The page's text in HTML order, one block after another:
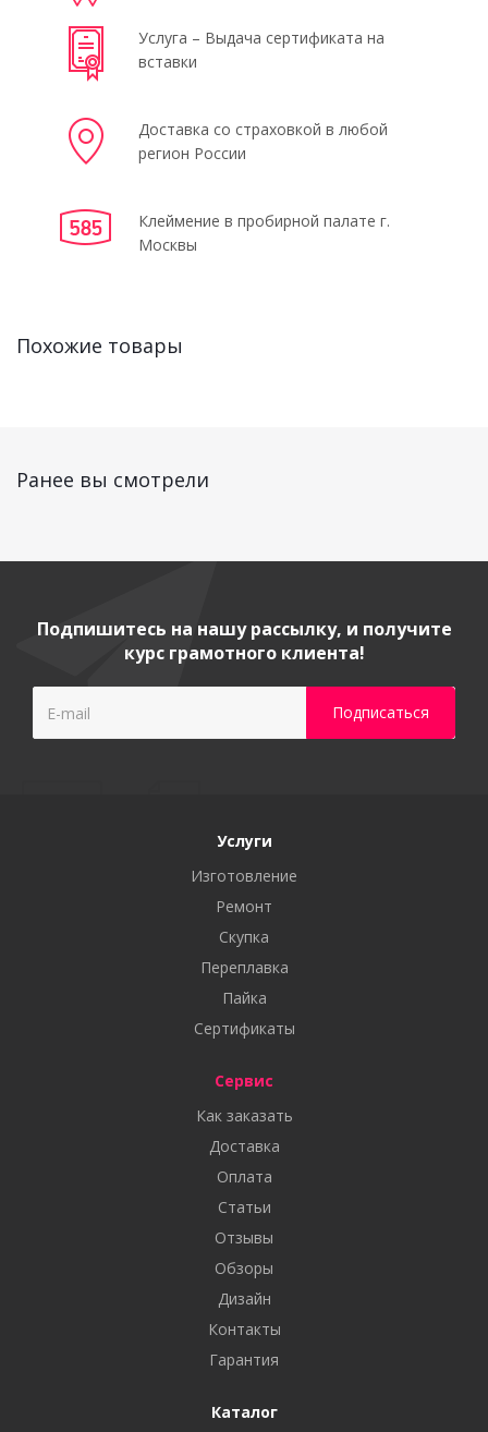
Услуга – Выдача сертификата на
вставки
Доставка со страховкой в любой
регион России
Клеймение в пробирной палате г.
Москвы
Похожие товары
Ранее вы смотрели
Подпишитесь на нашу рассылку, и получите
курс грамотного клиента!
Услуги
Изготовление
Ремонт
Скупка
Переплавка
Пайка
Сертификаты
Сервис
Как заказать
Доставка
Оплата
Статьи
Отзывы
Обзоры
Дизайн
Контакты
Гарантия
Каталог